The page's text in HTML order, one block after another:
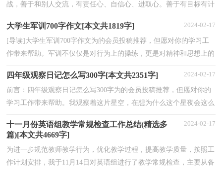
战，善于和别人交流，有责任心、自信心、进取心。善于有目标有计
大学生军训700字作文[本文共1819字] 2024-02-17
[导读]大学生军训700字作文为的会员投稿推荐，但愿对你的学习工
作带来帮助。军训不仅仅是对行为上的操练，更是对精神和思想上的
四年级观察日记怎么写300字[本文共2351字] 2024-02-17
前言：四年级观察日记怎么写300字为的会员投稿推荐，但愿对你的
学习工作带来帮助。我观察着这片星空，在想为什么这个星夜会这么
十一月份英语组教学常规检查工作总结(精选多
篇)[本文共4669字]
2024-02-17
为进一步规范教师教学行为，优化教学过程，提高教学质量，按照工
作计划安排，我于11月14日对英语组进行了教学常规检查，主要从备